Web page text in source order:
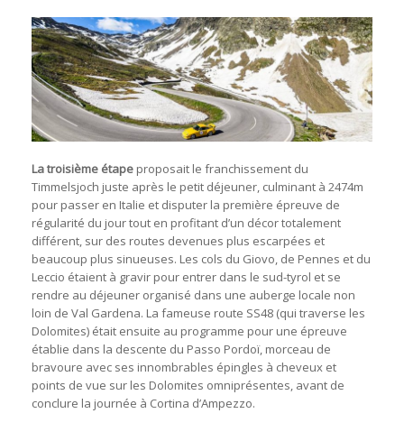
La troisième étape proposait le franchissement du
Timmelsjoch juste après le petit déjeuner, culminant à 2474m
pour passer en Italie et disputer la première épreuve de
régularité du jour tout en profitant d’un décor totalement
différent, sur des routes devenues plus escarpées et
beaucoup plus sinueuses. Les cols du Giovo, de Pennes et du
Leccio étaient à gravir pour entrer dans le sud-tyrol et se
rendre au déjeuner organisé dans une auberge locale non
loin de Val Gardena. La fameuse route SS48 (qui traverse les
Dolomites) était ensuite au programme pour une épreuve
établie dans la descente du Passo Pordoï, morceau de
bravoure avec ses innombrables épingles à cheveux et
points de vue sur les Dolomites omniprésentes, avant de
conclure la journée à Cortina d’Ampezzo.